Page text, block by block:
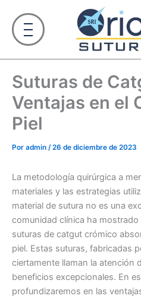
contenido
Suturas de
Ventajas en el
Piel
Por admin /26 de diciembre de 2023
La metodología quirúrgica a
materiales y las estrategias
material de sutura no es una
comunidad clínica ha
suturas de catgut crómico
piel. Estas suturas, fabricadas
ciertamente llaman la atención
beneficios excepcionales. En
profundizaremos en las